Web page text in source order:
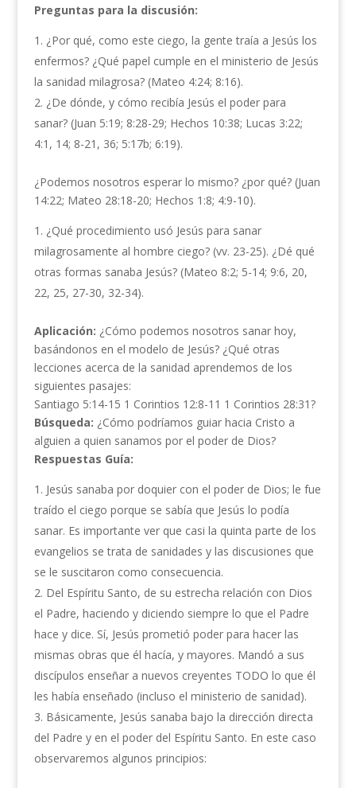
Preguntas para la discusión:
¿Por qué, como este ciego, la gente traía a Jesús los
enfermos? ¿Qué papel cumple en el ministerio de Jesús
la sanidad milagrosa? (Mateo 4:24; 8:16).
¿De dónde, y cómo recibía Jesús el poder para
sanar? (Juan 5:19; 8:28-29; Hechos 10:38; Lucas 3:22;
4:1, 14; 8-21, 36; 5:17b; 6:19).
¿Podemos nosotros esperar lo mismo? ¿por qué? (Juan
14:22; Mateo 28:18-20; Hechos 1:8; 4:9-10).
¿Qué procedimiento usó Jesús para sanar
milagrosamente al hombre ciego? (vv. 23-25). ¿Dé qué
otras formas sanaba Jesús? (Mateo 8:2; 5-14; 9:6, 20,
22, 25, 27-30, 32-34).
Aplicación: ¿Cómo podemos nosotros sanar hoy,
basándonos en el modelo de Jesús? ¿Qué otras
lecciones acerca de la sanidad aprendemos de los
siguientes pasajes:
Santiago 5:14-15 1 Corintios 12:8-11 1 Corintios 28:31?
Búsqueda: ¿Cómo podríamos guiar hacia Cristo a
alguien a quien sanamos por el poder de Dios?
Respuestas Guía:
Jesús sanaba por doquier con el poder de Dios; le fue
traído el ciego porque se sabía que Jesús lo podía
sanar. Es importante ver que casi la quinta parte de los
evangelios se trata de sanidades y las discusiones que
se le suscitaron como consecuencia.
Del Espíritu Santo, de su estrecha relación con Dios
el Padre, haciendo y diciendo siempre lo que el Padre
hace y dice. Sí, Jesús prometió poder para hacer las
mismas obras que él hacía, y mayores. Mandó a sus
discípulos enseñar a nuevos creyentes TODO lo que él
les había enseñado (incluso el ministerio de sanidad).
Básicamente, Jesús sanaba bajo la dirección directa
del Padre y en el poder del Espíritu Santo. En este caso
observaremos algunos principios: